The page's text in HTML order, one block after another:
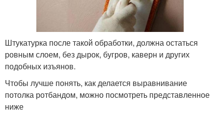
Штукатурка после такой обработки, должна остаться
ровным слоем, без дырок, бугров, каверн и других
подобных изъянов.
Чтобы лучше понять, как делается выравнивание
потолка ротбандом, можно посмотреть представленное
ниже